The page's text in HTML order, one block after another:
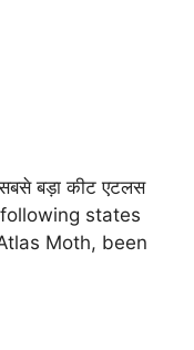
बड़ा कीट एटलस
following states
Moth, been